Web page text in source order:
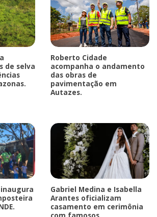
de selva
Roberto Cidade
acompanha o andamento
das obras de
pavimentação em
Autazes.
Gabriel Medina e Isabella
Arantes oficializam
casamento em cerimônia